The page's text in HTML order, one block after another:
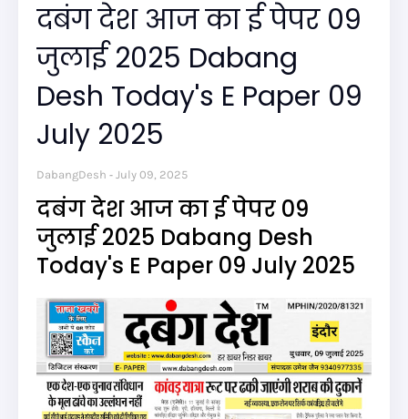
दबंग देश आज का ई पेपर 09
जुलाई 2025 Dabang
Desh Today's E Paper 09
July 2025
DabangDesh July 09, 2025
दबंग देश आज का ई पेपर 09
जुलाई 2025 Dabang Desh
Today's E Paper 09 July 2025